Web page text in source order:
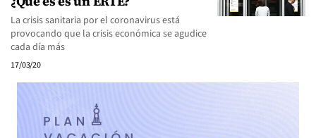
La crisis sanitaria por el coronavirus está
provocando que la crisis económica se agudice
cada día más
17/03/20